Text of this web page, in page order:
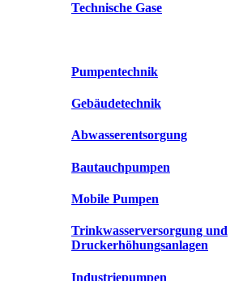
Technische Gase
Pumpentechnik
Gebäudetechnik
Abwasserentsorgung
Bautauchpumpen
Mobile Pumpen
Trinkwasserversorgung und
Druckerhöhungsanlagen
Industriepumpen